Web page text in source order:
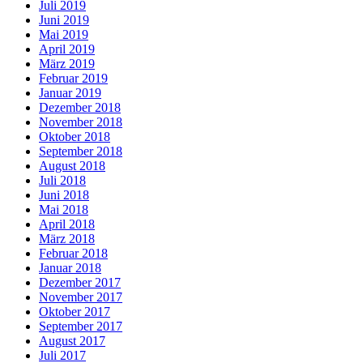
Juli 2019
Juni 2019
Mai 2019
April 2019
März 2019
Februar 2019
Januar 2019
Dezember 2018
November 2018
Oktober 2018
September 2018
August 2018
Juli 2018
Juni 2018
Mai 2018
April 2018
März 2018
Februar 2018
Januar 2018
Dezember 2017
November 2017
Oktober 2017
September 2017
August 2017
Juli 2017